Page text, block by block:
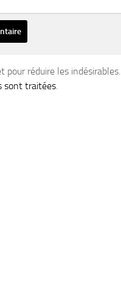
pour réduire les indésirables.
sont traitées.